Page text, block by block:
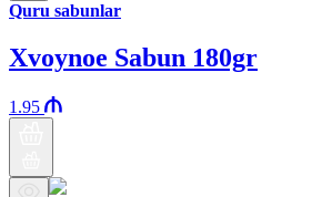
Quru sabunlar
Xvoynoe Sabun 180gr
1.95